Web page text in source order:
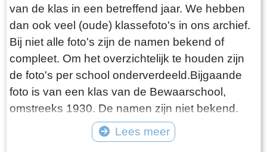
van de klas in een betreffend jaar. We hebben
dan ook veel (oude) klassefoto's in ons archief.
Bij niet alle foto's zijn de namen bekend of
compleet. Om het overzichtelijk te houden zijn
de foto's per school onderverdeeld.Bijgaande
foto is van een klas van de Bewaarschool,
omstreeks 1930. De namen zijn niet bekend.
Lees meer